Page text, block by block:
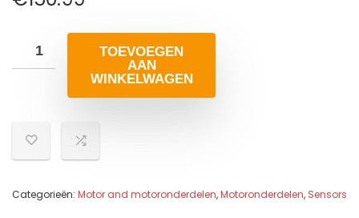
TOEVOEGEN
AAN
WINKELWAGEN
Categorieën: Motor and motoronderdelen,Motoronderdelen, Sensors